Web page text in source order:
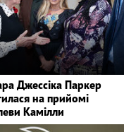
Джессіка Паркер
на прийомі
Камілли